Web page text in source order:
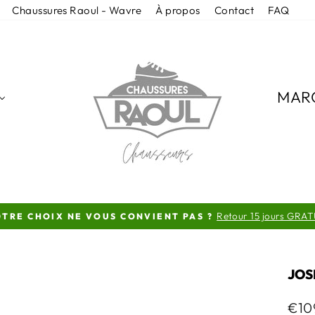
Chaussures Raoul - Wavre À propos Contact FAQ
Diaporama
CHOIX NE VOUS CONVIENT PAS ? Retour 15 jours
Prix